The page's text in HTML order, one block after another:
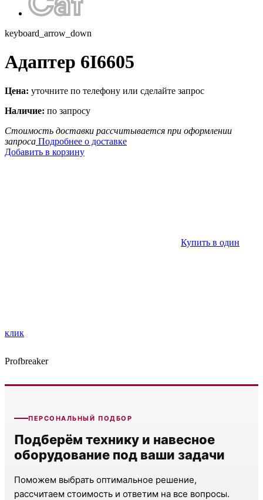
keyboard_arrow_down
Адаптер 6I6605
Цена: уточните по телефону или сделайте запрос
Наличие: по запросу
Стоимость доставки рассчитывается при оформлении
запроса Подробнее о доставке
Добавить в корзину
Купить в один
клик
Profbreaker
ПЕРСОНАЛЬНЫЙ ПОДБОР
Подберём технику и навесное
оборудование под ваши задачи
Поможем выбрать оптимальное решение,
рассчитаем стоимость и ответим на все вопросы.